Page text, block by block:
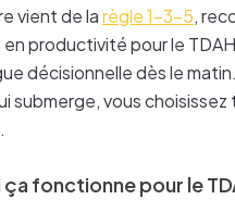
vient de larègle 1-3-5,
en productivité pour le
décisionnelle dès le
submerge, vous choisissez
fonctionne pour le